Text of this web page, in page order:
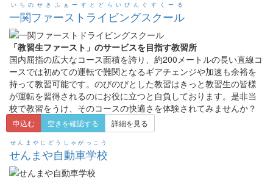
一関ファーストライビングスクール
いちのせきふぁーすとどらいびんぐすくーる
「教習生ファースト」のサービスを目指す教習所
国内屈指の広大なコース面積を誇り、約200メートルの長い直線コ
ースでは初めての運転で難関となるギアチェンジや加速も余裕を
持って教習可能です。のびのびとした教習はきっと教習生の皆様
が運転を習得されるのにお役に立つと自負しております。是非当
校で教習をうけ、そのコースの快適さを体験されてみませんか？
申込む 空きを確認する 詳細を見る
せんまや自動車学校
せんまやじどうしゃがっこう